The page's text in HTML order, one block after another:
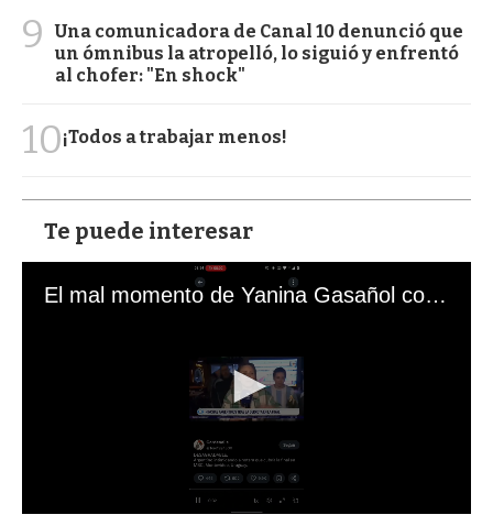
9
Una comunicadora de Canal 10 denunció que
un ómnibus la atropelló, lo siguió y enfrentó
al chofer: "En shock"
10¡Todos a trabajar menos!
Te puede interesar
El mal momento de Yanina Gasañol con un hincha argentino en "Subrayado"